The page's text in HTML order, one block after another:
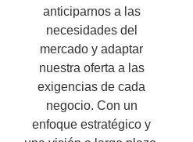
anticiparnos a las
necesidades del
mercado y adaptar
nuestra oferta a las
exigencias de cada
negocio. Con un
enfoque estratégico y